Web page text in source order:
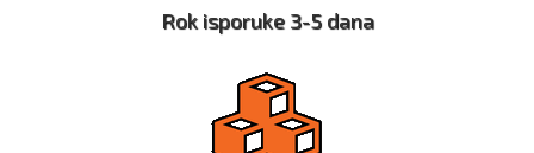
Rok isporuke 3-5 dana